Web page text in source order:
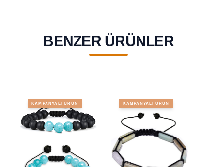
BENZER ÜRÜNLER
KAMPANYALI ÜRÜN KAMPANYALI ÜRÜN